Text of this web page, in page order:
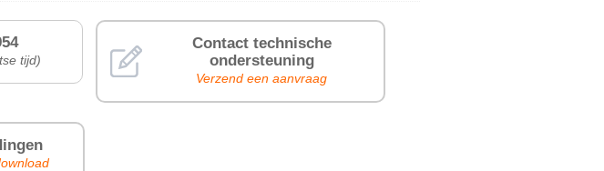
tijd)
Contact technische
ondersteuning
Verzend een aanvraag